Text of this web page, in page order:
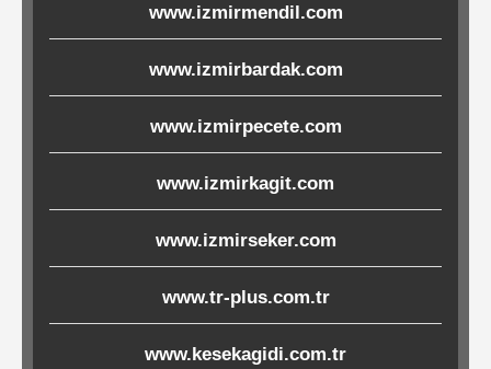
Melamin
Porselen-
Seramik
Cam
Buklet
Ürünler
www.izmirmendil.com
www.izmirbardak.com
www.izmirpecete.com
www.izmirkagit.com
www.izmirseker.com
www.tr-plus.com.tr
www.kesekagidi.com.tr